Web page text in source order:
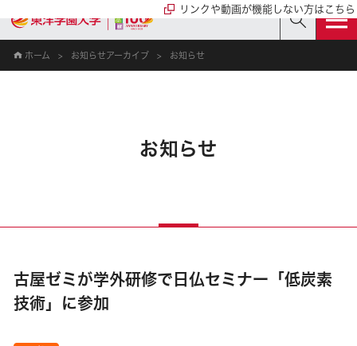
ホーム お知らせアーカイブ お知らせ
お知らせ
古屋ゼミが学外研修で日仏セミナー「低炭素
技術」に参加
リンクや動画が機能しない方はこちら